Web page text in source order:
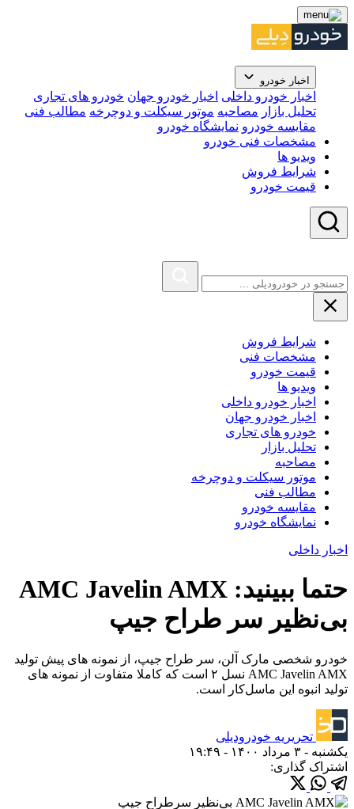
اخبار خودرو
اخبار خودرو داخلی اخبار خودرو جهان خودرو های تجاری
تحلیل بازار مصاحبه موتور سیکلت و دوچرخه مطالب فنی
مقایسه خودرو نمایشگاه خودرو
مشخصات فنی خودرو
ویدیو ها
شرایط فروش
قیمت خودرو
شرایط فروش
مشخصات فنی
قیمت خودرو
ویدیو ها
اخبار خودرو داخلی
اخبار خودرو جهان
خودرو های تجاری
تحلیل بازار
مصاحبه
موتور سیکلت و دوچرخه
مطالب فنی
مقایسه خودرو
نمایشگاه خودرو
اخبار داخلی
حتما ببینید: AMC Javelin AMX
بی‌نظیر سر طراح جیپ
خودرو شخصی مارک آلن، سر طراح جیپ، از نمونه های پیش تولید
AMC Javelin AMX نسل ۲ است که کاملا متفاوت از نمونه های
تولید انبوه این ماسل‌کار است.
تحریریه خودرودیلی
یکشنبه - ۳ مرداد ۱۴۰۰ - ۱۹:۴۹
اشتراک گذاری: